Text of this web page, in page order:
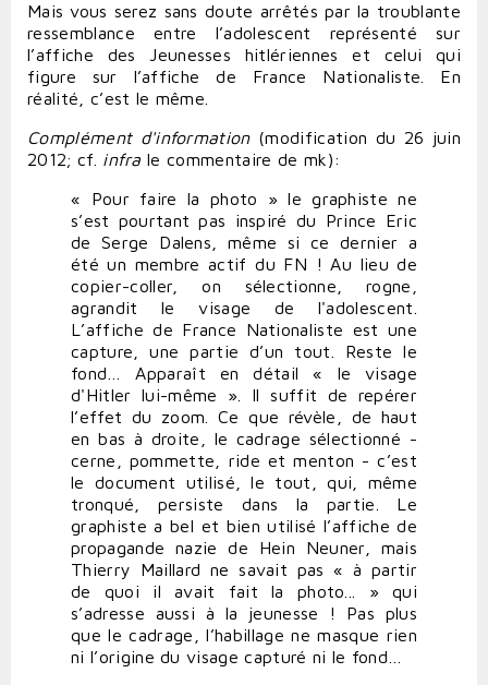
Mais vous serez sans doute arrêtés par la troublante
ressemblance entre l’adolescent représenté sur
l’affiche des Jeunesses hitlériennes et celui qui
figure sur l’affiche de France Nationaliste. En
réalité, c’est le même.
Complément d'information(modification du 26 juin
2012; cf. infra le commentaire de mk):
« Pour faire la photo » le graphiste ne
s’est pourtant pas inspiré du Prince Eric
de Serge Dalens, même si ce dernier a
été un membre actif du FN ! Au lieu de
copier-coller, on sélectionne, rogne,
agrandit le visage de l'adolescent.
L’affiche de France Nationaliste est une
capture, une partie d’un tout. Reste le
fond… Apparaît en détail « le visage
d'Hitler lui-même ». Il suffit de repérer
l’effet du zoom. Ce que révèle, de haut
en bas à droite, le cadrage sélectionné -
cerne, pommette, ride et menton - c’est
le document utilisé, le tout, qui, même
tronqué, persiste dans la partie. Le
graphiste a bel et bien utilisé l’affiche de
propagande nazie de Hein Neuner, mais
Thierry Maillard ne savait pas « à partir
de quoi il avait fait la photo... » qui
s’adresse aussi à la jeunesse ! Pas plus
que le cadrage, l’habillage ne masque rien
ni l’origine du visage capturé ni le fond…